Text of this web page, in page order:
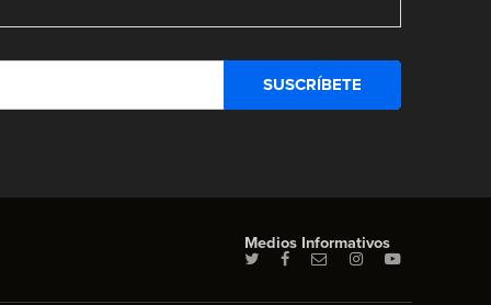
Medios Informativos